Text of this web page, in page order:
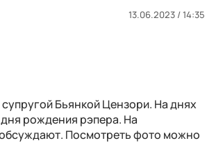
13.06.2023 / 14:35
Бьянкой Цензори. На днях
рождения рэпера. На
Посмотреть фото можно